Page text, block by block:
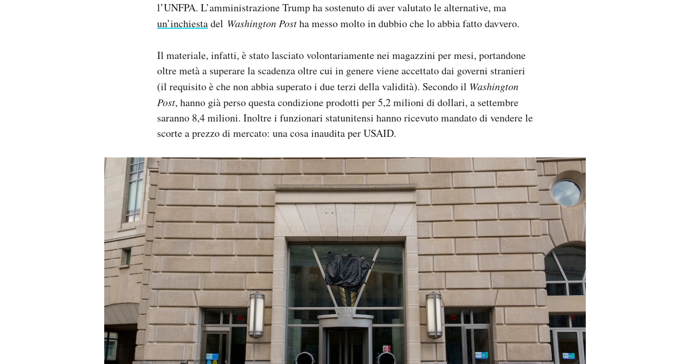
l’UNFPA. L’amministrazione Trump ha sostenuto di aver valutato le alternative, ma
un’inchiestadel Washington Postha messo molto in dubbio che lo abbia fatto davvero.
Il materiale, infatti, è stato lasciato volontariamente nei magazzini per mesi, portandone
oltre metà a superare la scadenza oltre cui in genere viene accettato dai governi stranieri
(il requisito è che non abbia superato i due terzi della validità). Secondo il Washington
Post, hanno già perso questa condizione prodotti per 5,2 milioni di dollari, a settembre
saranno 8,4 milioni. Inoltre i funzionari statunitensi hanno ricevuto mandato di vendere le
scorte a prezzo di mercato: una cosa inaudita per USAID.